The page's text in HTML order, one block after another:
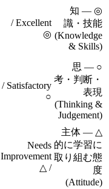
◎ — 知
識・技能
(Knowledge
& Skills)
Excellent /
◎
○ — 思
考・判断・
表現
(Thinking &
Judgement)
Satisfactory /
○
△ — 主体
的に学習に
取り組む態
度
(Attitude)
Needs
Improvement
/ △